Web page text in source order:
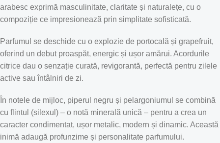
arabesc exprimă masculinitate, claritate și naturalețe, cu o
compoziție ce impresionează prin simplitate sofisticată.
Parfumul se deschide cu o explozie de portocală și grapefruit,
oferind un debut proaspăt, energic și ușor amărui. Acordurile
citrice dau o senzație curată, revigorantă, perfectă pentru zilele
active sau întâlniri de zi.
În notele de mijloc, piperul negru și pelargoniumul se combină
cu flintul (silexul) – o notă minerală unică – pentru a crea un
caracter condimentat, ușor metalic, modern și dinamic. Această
inimă adaugă profunzime și personalitate parfumului.